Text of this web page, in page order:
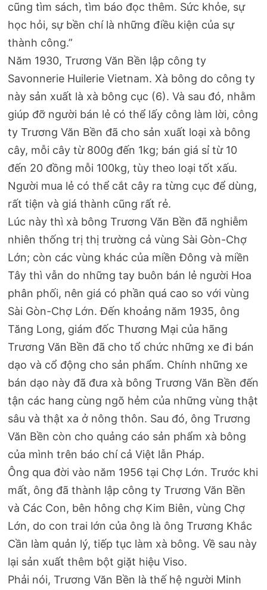
cũng tìm sách, tìm báo đọc thêm. Sức khỏe, sự
học hỏi, sự bền chí là những điều kiện của sự
thành công.”
Năm 1930, Trương Văn Bền lập công ty
Savonnerie Huilerie Vietnam. Xà bông do công ty
này sản xuất là xà bông cục (6). Và sau đó, nhằm
giúp đỡ người bán lẻ có thể lấy công làm lời, công
ty Trương Văn Bền đã cho sản xuất loại xà bông
cây, mỗi cây từ 800g đến 1kg; bán giá sỉ từ 10
đến 20 đồng mỗi 100kg, tùy theo loại tốt xấu.
Người mua lẻ có thể cắt cây ra từng cục để dùng,
rất tiện và giá thành cũng rất rẻ.
Lúc này thì xà bông Trương Văn Bền đã nghiễm
nhiên thống trị thị trường cả vùng Sài Gòn-Chợ
Lớn; còn các vùng khác của miền Đông và miền
Tây thì vẫn do những tay buôn bán lẻ người Hoa
phân phối, nên giá có phần quá cao so với vùng
Sài Gòn-Chợ Lớn. Đến khoảng năm 1935, ông
Tăng Long, giám đốc Thương Mại của hãng
Trương Văn Bền đã cho tổ chức những xe đi bán
dạo và cổ động cho sản phẩm. Chính những xe
bán dạo này đã đưa xà bông Trương Văn Bền đến
tận các hang cùng ngõ hẻm của những vùng thật
sâu và thật xa ở nông thôn. Sau đó, ông Trương
Văn Bền còn cho quảng cáo sản phẩm xà bông
của mình trên báo chí cả Việt lẫn Pháp.
Ông qua đời vào năm 1956 tại Chợ Lớn. Trước khi
mất, ông đã thành lập công ty Trương Văn Bền
và Các Con, bên hông chợ Kim Biên, vùng Chợ
Lớn, do con trai lớn của ông là ông Trương Khắc
Cần làm quản lý, tiếp tục làm xà bông. Về sau này
lại sản xuất thêm bột giặt hiệu Viso.
Phải nói, Trương Văn Bền là thế hệ người Minh